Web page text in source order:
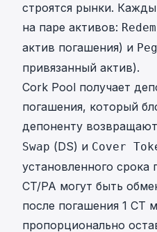
строятся рынки.
на паре активов:
актив погашения) и
привязанный актив).
Cork Pool получает
погашения, который
депоненту
Swap (DS) и Cover
установленного срока
CT/PA могут быть
после погашения 1 CT
пропорционально